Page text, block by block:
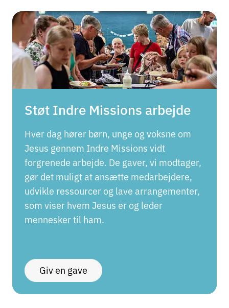
Støt Indre Missions arbejde
Hver dag hører børn, unge og voksne om
Jesus gennem Indre Missions vidt
forgrenede arbejde. De gaver, vi modtager,
gør det muligt at ansætte medarbejdere,
udvikle ressourcer og lave arrangementer,
som viser hvem Jesus er og leder
mennesker til ham.
Giv en gave